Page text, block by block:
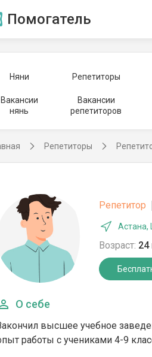
Помогатель
Няни Репетиторы
Вакансии
нянь
Вакансии
репетиторов
Репетиторы
Репетитор
Астана,
Возраст: 24
О себе
высшее учебное
работы с учениками 4-9